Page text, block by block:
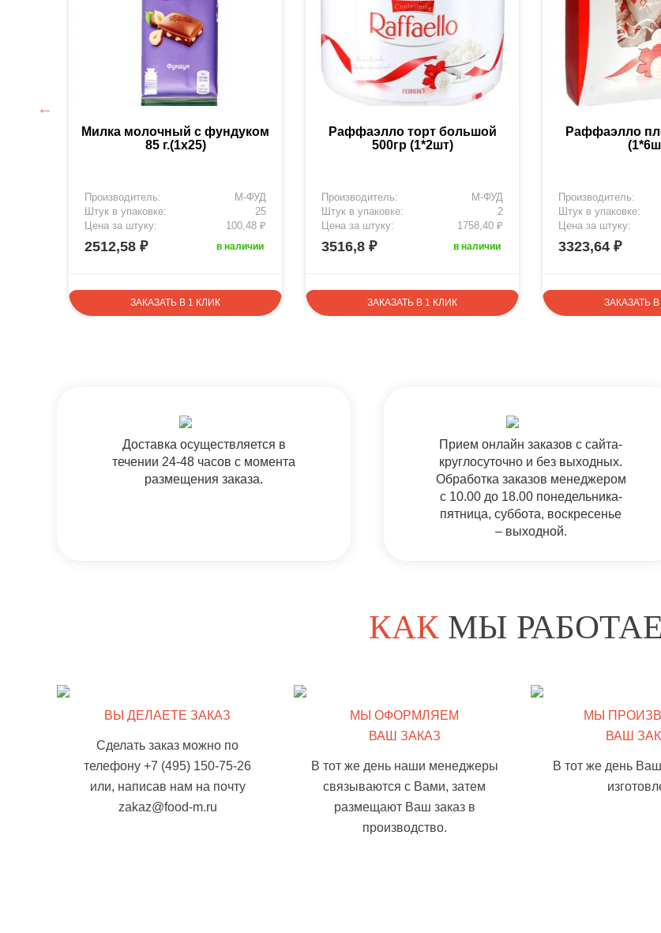
Милка молочный с фундуком
85 г.(1х25)
Производитель:
М-ФУД
Штук в упаковке:
25
Цена за штуку:
100,48 ₽
2512,58 ₽ в наличии
ЗАКАЗАТЬ В 1 КЛИК
Раффаэлло торт большой
500гр (1*2шт)
Производитель:
М-ФУД
Штук в упаковке:
2
Цена за штуку:
1758,40 ₽
3516,8 ₽ в наличии
ЗАКАЗАТЬ В 1 КЛИК
Раффаэлло
Производитель:
Штук в упаковке:
Цена за штуку:
3323,64 ₽
ЗАКАЗАТЬ
Доставка осуществляется в
течении 24-48 часов с момента
размещения заказа.
Прием онлайн заказов с сайта-
круглосуточно и без выходных.
Обработка заказов менеджером
с 10.00 до 18.00 понедельника-
пятница, суббота, воскресенье
– выходной.
КАКМЫ
ВЫ ДЕЛАЕТЕ ЗАКАЗ
Сделать заказ можно по
телефону +7 (495) 150-75-26
или, написав нам на почту
zakaz@food-m.ru
МЫ ОФОРМЛЯЕМ
ВАШ ЗАКАЗ
В тот же день наши менеджеры
связываются с Вами, затем
размещают Ваш заказ в
производство.
МЫ
ВАШ
В тот же день Ваш